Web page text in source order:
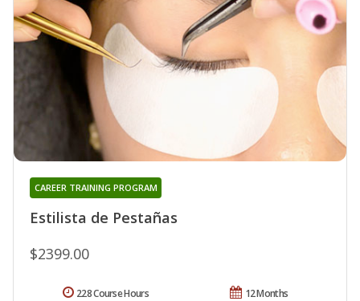
Estilista de Pestañas
CAREER TRAINING PROGRAM
$2399.00
12 Months
228 Course Hours